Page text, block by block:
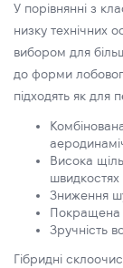
У порівнянні з
низку технічних
вибором для
до форми
підходять як для
Висока
швидкостях
Зниження
Покращена
Зручність
Гібридні